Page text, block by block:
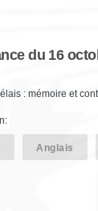
du 16
: mémoire et
Anglais